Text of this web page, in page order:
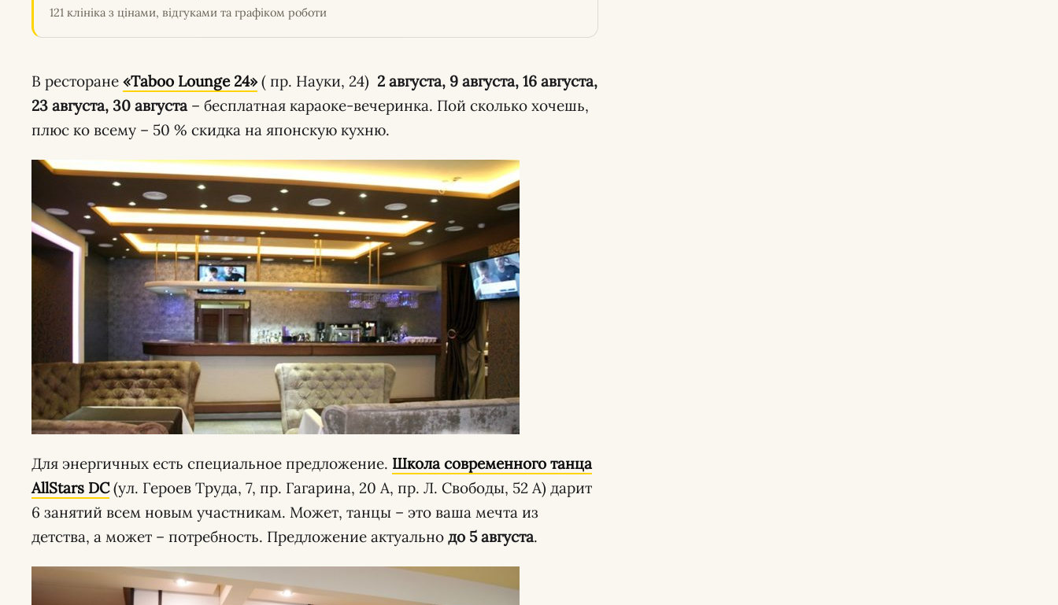
121 клініка з цінами, відгуками та графіком роботи
В ресторане «Taboo Lounge 24»( пр. Науки, 24) 2 августа, 9 августа, 16 августа,
23 августа, 30 августа – бесплатная караоке-вечеринка. Пой сколько хочешь,
плюс ко всему – 50 % скидка на японскую кухню.
Для энергичных есть специальное предложение. Школа современного танца
AllStars DC(ул. Героев Труда, 7, пр. Гагарина, 20 А, пр. Л. Свободы, 52 А) дарит
6 занятий всем новым участникам. Может, танцы – это ваша мечта из
детства, а может – потребность. Предложение актуально до 5 августа.